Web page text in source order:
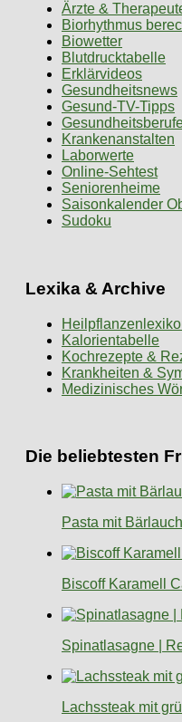
Ärzte &
Biorhythmus
Biowetter
Blutdrucktabelle
Erklärvideos
Gesundheitsnews
Gesund-TV-Tipps
Krankenanstalten
Laborwerte
Online-Sehtest
Seniorenheime
Saisonkalender
Sudoku
Lexika & Archive
Kalorientabelle
Kochrezepte &
Krankheiten &
Medizinisches
Die beliebtesten
Pasta mit
Biscoff Karamell
Spinatlasagne |
Lachssteak mit